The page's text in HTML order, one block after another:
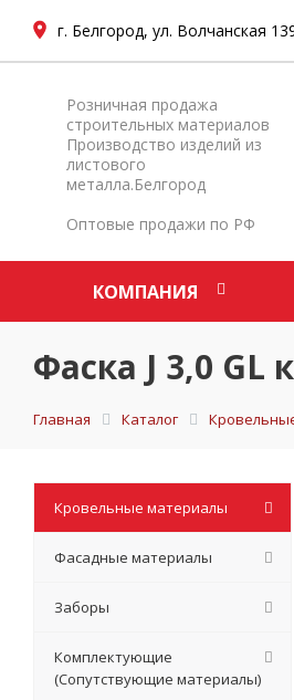
г. Белгород, ул. Волчанская
Розничная продажа
строительных материалов
Производство изделий из
листового
металла.Белгород
Оптовые продажи по РФ
КОМПАНИЯ
Фаска J 3,0 GL
Главная Каталог
Кровельные материалы
Фасадные материалы
Заборы
Комплектующие
(Сопутствующие материалы)